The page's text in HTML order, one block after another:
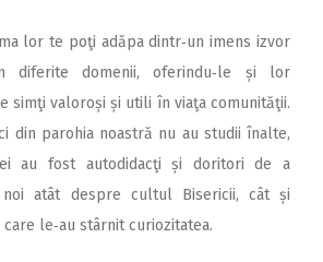
lor te poţi adăpa dintr‑un imens izvor
diferite domenii, oferindu‑le și lor
simţi valoroși și utili în viaţa comunităţii.
din parohia noastră nu au studii înalte,
au fost autodidacţi și doritori de a
atât despre cultul Bisericii, cât și
le‑au stârnit curiozitatea.